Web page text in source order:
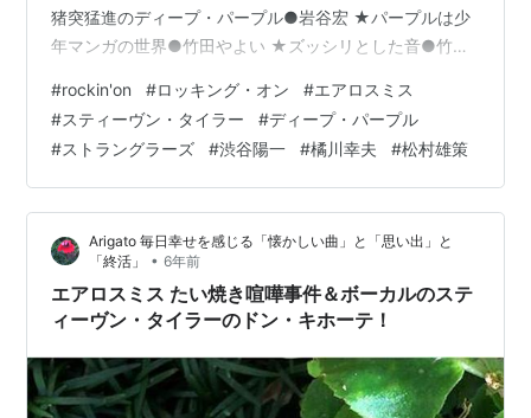
猪突猛進のディープ・パープル●岩谷宏 ★パープルは少
年マンガの世界●竹田やよい ★ズッシリとした音●竹場
(13).斉藤陽一写真シリーズ20(17).遅れてきた特集くパン
ク> ★私が聞いたパンク●岩谷宏 ★パンクは産みの苦し
み/ジャム●たぐちくにこ★インタビュー/ストラングラー
ズ (22).渋松対談パート1/ボブ・ウェルチくフレンチ・キ
ッスンをめ…
#rockin'on #ロッキング・オン #エアロスミス
#スティーヴン・タイラー #ディープ・パープル
#ストラングラーズ #渋谷陽一 #橘川幸夫 #松村雄策
Arigato 毎日幸せを感じる「懐かしい曲」と「思い出」と
「終活」
• 6年前
エアロスミス たい焼き喧嘩事件＆ボーカルのステ
ィーヴン・タイラーのドン・キホーテ！